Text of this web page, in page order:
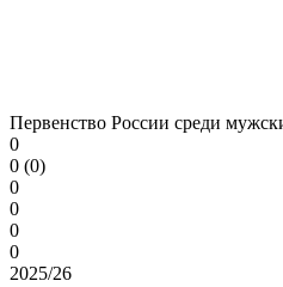
Первенство России среди
0
0 (0)
0
0
0
0
2025/26